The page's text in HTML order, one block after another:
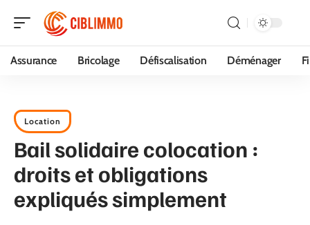
Assurance Bricolage Défiscalisation Déménager
Location
Bail solidaire colocation :
droits et obligations
expliqués simplement